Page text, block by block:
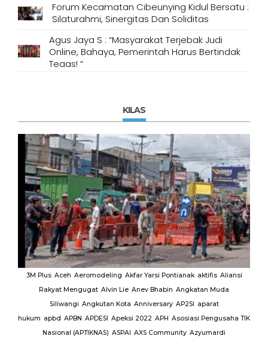
Forum Kecamatan Cibeunying Kidul Bersatu :
Silaturahmi, Sinergitas Dan Soliditas
Agus Jaya S : “Masyarakat Terjebak Judi
Online, Bahaya, Pemerintah Harus Bertindak
Tegas! “
KILAS
3M Plus Aceh Aeromodeling Akfar Yarsi Pontianak aktifis Aliansi
Rakyat Mengugat Alvin Lie Anev Bhabin Angkatan Muda
Siliwangi Angkutan Kota Anniversary AP2SI aparat
hukum apbd APBN APDESI Apeksi 2022 APH Asosiasi Pengusaha TIK
Nasional (APTIKNAS) ASPAI AXS Community Azyumardi